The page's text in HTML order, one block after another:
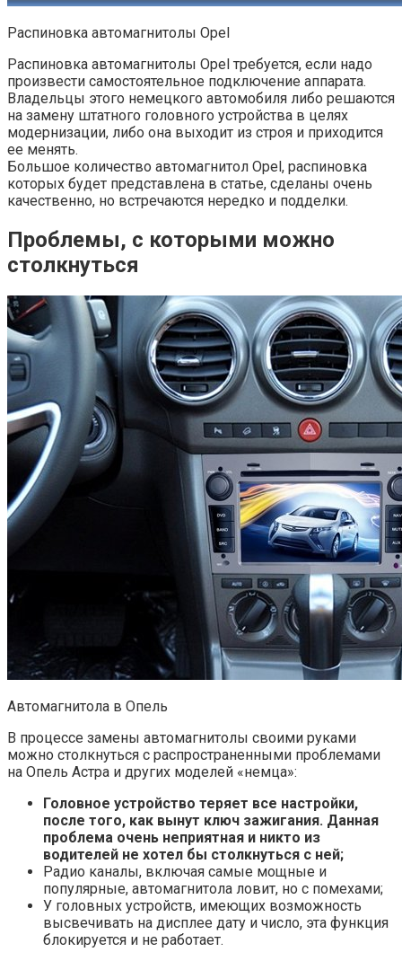
Распиновка автомагнитолы Opel
Распиновка автомагнитолы Opel требуется, если надо
произвести самостоятельное подключение аппарата.
Владельцы этого немецкого автомобиля либо решаются
на замену штатного головного устройства в целях
модернизации, либо она выходит из строя и приходится
ее менять.
Большое количество автомагнитол Opel, распиновка
которых будет представлена в статье, сделаны очень
качественно, но встречаются нередко и подделки.
Проблемы, с которыми можно
столкнуться
Автомагнитола в Опель
В процессе замены автомагнитолы своими руками
можно столкнуться с распространенными проблемами
на Опель Астра и других моделей «немца»:
Головное устройство теряет все настройки,
после того, как вынут ключ зажигания. Данная
проблема очень неприятная и никто из
водителей не хотел бы столкнуться с ней;
Радио каналы, включая самые мощные и
популярные, автомагнитола ловит, но с помехами;
У головных устройств, имеющих возможность
высвечивать на дисплее дату и число, эта функция
блокируется и не работает.